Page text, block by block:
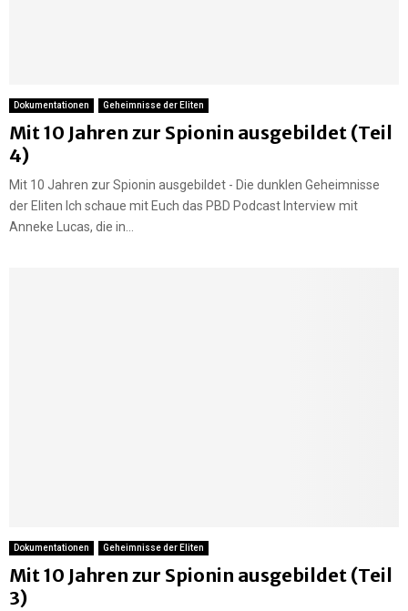
Dokumentationen Geheimnisse der Eliten
Mit 10 Jahren zur Spionin ausgebildet (Teil
4)
Mit 10 Jahren zur Spionin ausgebildet - Die dunklen Geheimnisse
der Eliten Ich schaue mit Euch das PBD Podcast Interview mit
Anneke Lucas, die in...
Dokumentationen Geheimnisse der Eliten
Mit 10 Jahren zur Spionin ausgebildet (Teil
3)